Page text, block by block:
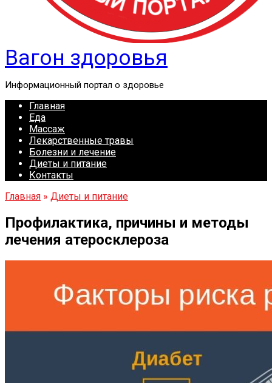
Вагон здоровья
Информационный портал о здоровье
Главная
Еда
Массаж
Лекарственные травы
Болезни и лечение
Диеты и питание
Контакты
Главная » Диеты и питание
Профилактика, причины и методы
лечения атеросклероза